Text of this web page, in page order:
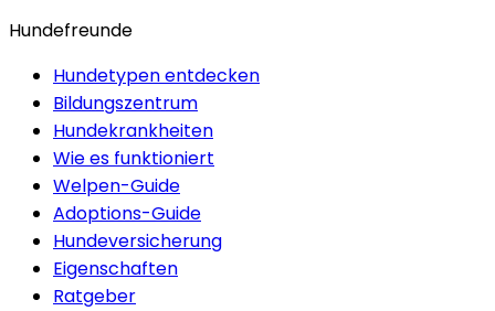
Hundefreunde
Hundetypen entdecken
Bildungszentrum
Hundekrankheiten
Wie es funktioniert
Welpen-Guide
Adoptions-Guide
Hundeversicherung
Eigenschaften
Ratgeber